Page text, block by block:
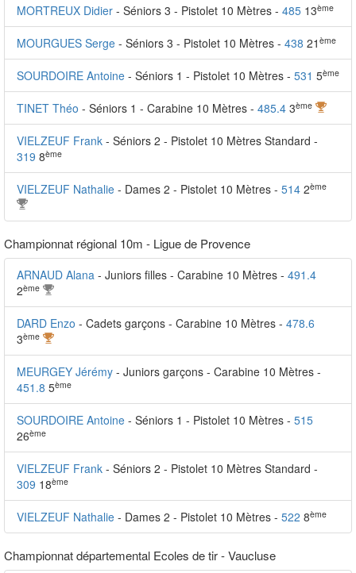
MORTREUX Didier - Séniors 3 - Pistolet 10 Mètres - 485 13ème
MOURGUES Serge - Séniors 3 - Pistolet 10 Mètres - 438 21 ème
SOURDOIRE Antoine - Séniors 1 - Pistolet 10 Mètres - 531 5ème
TINET Théo - Séniors 1 - Carabine 10 Mètres - 485.4 3ème
VIELZEUF Frank - Séniors 2 - Pistolet 10 Mètres Standard -
319 8ème
VIELZEUF Nathalie - Dames 2 - Pistolet 10 Mètres - 514 2ème
Championnat régional 10m - Ligue de Provence
ARNAUD Alana - Juniors filles - Carabine 10 Mètres - 491.4
2ème
DARD Enzo - Cadets garçons - Carabine 10 Mètres - 478.6
3ème
MEURGEY Jérémy - Juniors garçons - Carabine 10 Mètres -
451.8 5ème
SOURDOIRE Antoine - Séniors 1 - Pistolet 10 Mètres - 515
26ème
VIELZEUF Frank - Séniors 2 - Pistolet 10 Mètres Standard -
309 18ème
VIELZEUF Nathalie - Dames 2 - Pistolet 10 Mètres - 522 8ème
Championnat départemental Ecoles de tir - Vaucluse